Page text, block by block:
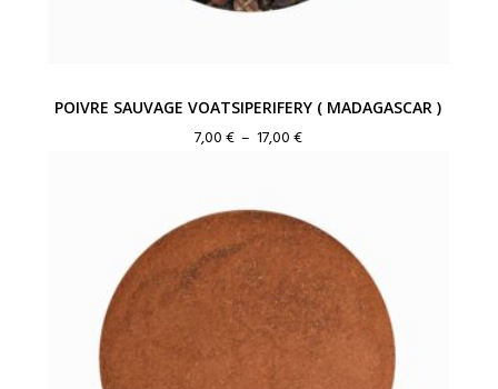
POIVRE SAUVAGE VOATSIPERIFERY ( MADAGASCAR )
7,00€ – 17,00€Plage
7,00 €
17,00 €